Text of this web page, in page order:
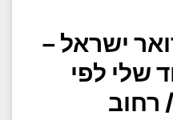
ישראל –
שלי לפי
רחוב